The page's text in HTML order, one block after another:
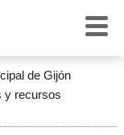
de Gijón
y recursos